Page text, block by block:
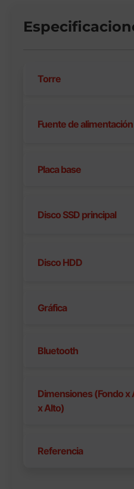
Torre
Fuente de alimentación
Placa base
Disco SSD principal
Disco HDD
Gráfica
Bluetooth
Dimensiones (Fondo x
x Alto)
Referencia